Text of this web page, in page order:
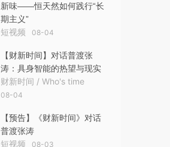
新味——恒天然如何践行“长
期主义”
短视频 08-04
【财新时间】对话普渡张
涛：具身智能的热望与现实
财新时间 / Who's time
08-04
【预告】《财新时间》对话
普渡张涛
短视频 08-03